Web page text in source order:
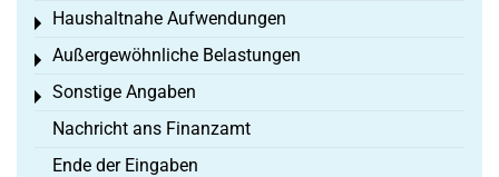
Haushaltnahe Aufwendungen
Toggle menu
Außergewöhnliche Belastungen
Toggle menu
Sonstige Angaben
Toggle menu
Nachricht ans Finanzamt
Ende der Eingaben